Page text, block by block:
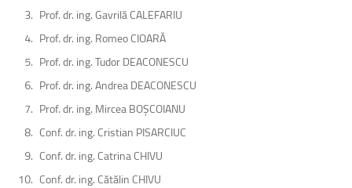
Prof. dr. ing. Gavrilă CALEFARIU
Prof. dr. ing. Romeo CIOARĂ
Prof. dr. ing. Tudor DEACONESCU
Prof. dr. ing. Andrea DEACONESCU
Prof. dr. ing. Mircea BOȘCOIANU
Conf. dr. ing. Cristian PISARCIUC
Conf. dr. ing. Catrina CHIVU
Conf. dr. ing. Cătălin CHIVU